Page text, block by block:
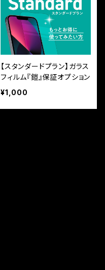
【スタンダードプラン】ガラス
フィルム『鎧』保証オプション
¥1,000